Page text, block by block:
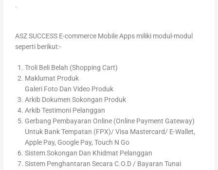
.
ASZ SUCCESS E-commerce Mobile Apps miliki modul-modul
seperti berikut:-
Troli Beli Belah (Shopping Cart)
Maklumat Produk
Galeri Foto Dan Video Produk
Arkib Dokumen Sokongan Produk
Arkib Testimoni Pelanggan
Gerbang Pembayaran Online (Online Payment Gateway)
Untuk Bank Tempatan (FPX)/ Visa Mastercard/ E-Wallet,
Apple Pay, Google Pay, Touch N Go
Sistem Sokongan Dan Khidmat Pelanggan
Sistem Penghantaran Secara C.O.D / Bayaran Tunai